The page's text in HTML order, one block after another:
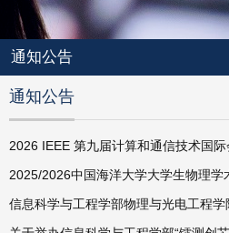
通知公告
通知公告